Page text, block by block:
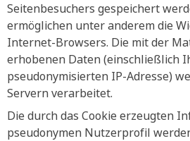
Seitenbesuchers gespeichert
ermöglichen unter anderem die
Internet-Browsers. Die mit der
erhobenen Daten (einschließlich
pseudonymisierten IP-Adresse)
Servern verarbeitet.
Die durch das Cookie erzeugten
pseudonymen Nutzerprofil